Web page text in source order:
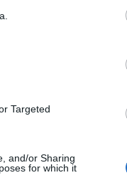
Targeted
and/or Sharing
for which it